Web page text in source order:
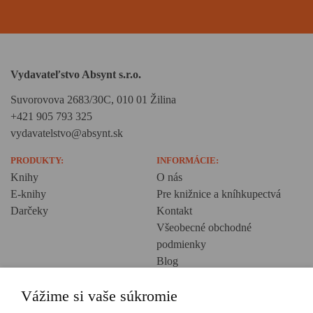
Vydavateľstvo Absynt s.r.o.
Suvorovova 2683/30C, 010 01 Žilina
+421 905 793 325
vydavatelstvo@absynt.sk
PRODUKTY:
Knihy
E-knihy
Darčeky
INFORMÁCIE:
O nás
Pre knižnice a kníhkupectvá
Kontakt
Všeobecné obchodné
podmienky
Blog
Creative Europe
Vážime si vaše súkromie